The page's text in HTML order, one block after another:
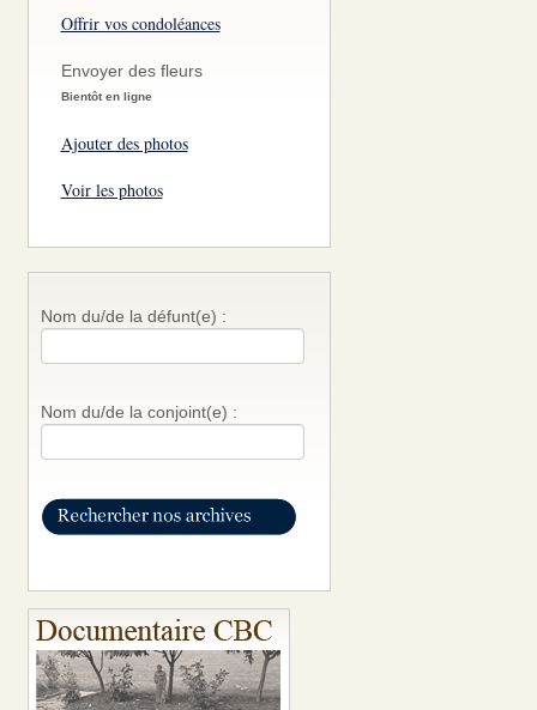
Offrir vos condoléances
Envoyer des fleurs
Bientôt en ligne
Ajouter des photos
Voir les photos
Nom du/de la défunt(e) :
Nom du/de la conjoint(e) :